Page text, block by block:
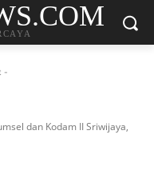
-
dan Kodam II Sriwijaya,